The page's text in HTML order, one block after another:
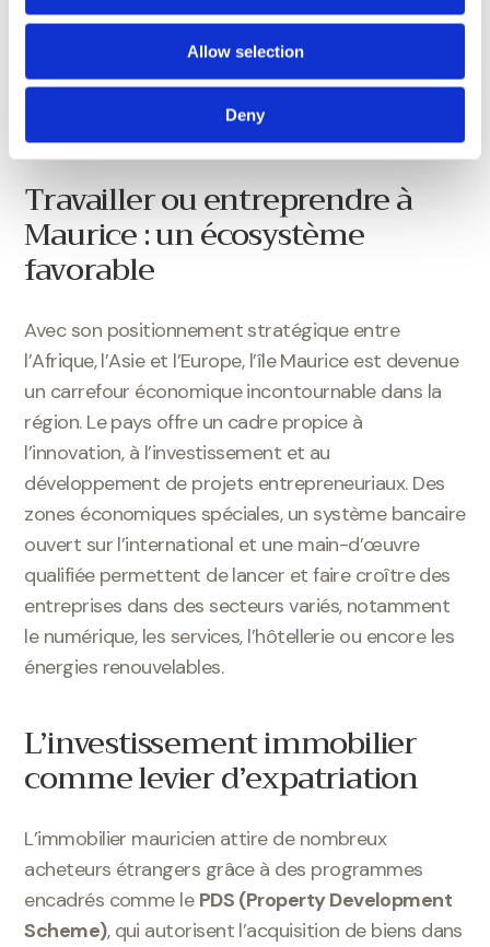
Allow selection
Deny
réseautage, ainsi qu’à une vie sociale dynamique et
Travailler ou entreprendre à
Maurice : un écosystème
favorable
Avec son positionnement stratégique entre
l’Afrique, l’Asie et l’Europe, l’île Maurice est devenue
un carrefour économique incontournable dans la
région. Le pays offre un cadre propice à
l’innovation, à l’investissement et au
développement de projets entrepreneuriaux. Des
zones économiques spéciales, un système bancaire
ouvert sur l’international et une main-d’œuvre
qualifiée permettent de lancer et faire croître des
entreprises dans des secteurs variés, notamment
le numérique, les services, l’hôtellerie ou encore les
énergies renouvelables.
L’investissement immobilier
comme levier d’expatriation
L’immobilier mauricien attire de nombreux
acheteurs étrangers grâce à des programmes
encadrés comme le PDS (Property Development
Scheme), qui autorisent l’acquisition de biens dans